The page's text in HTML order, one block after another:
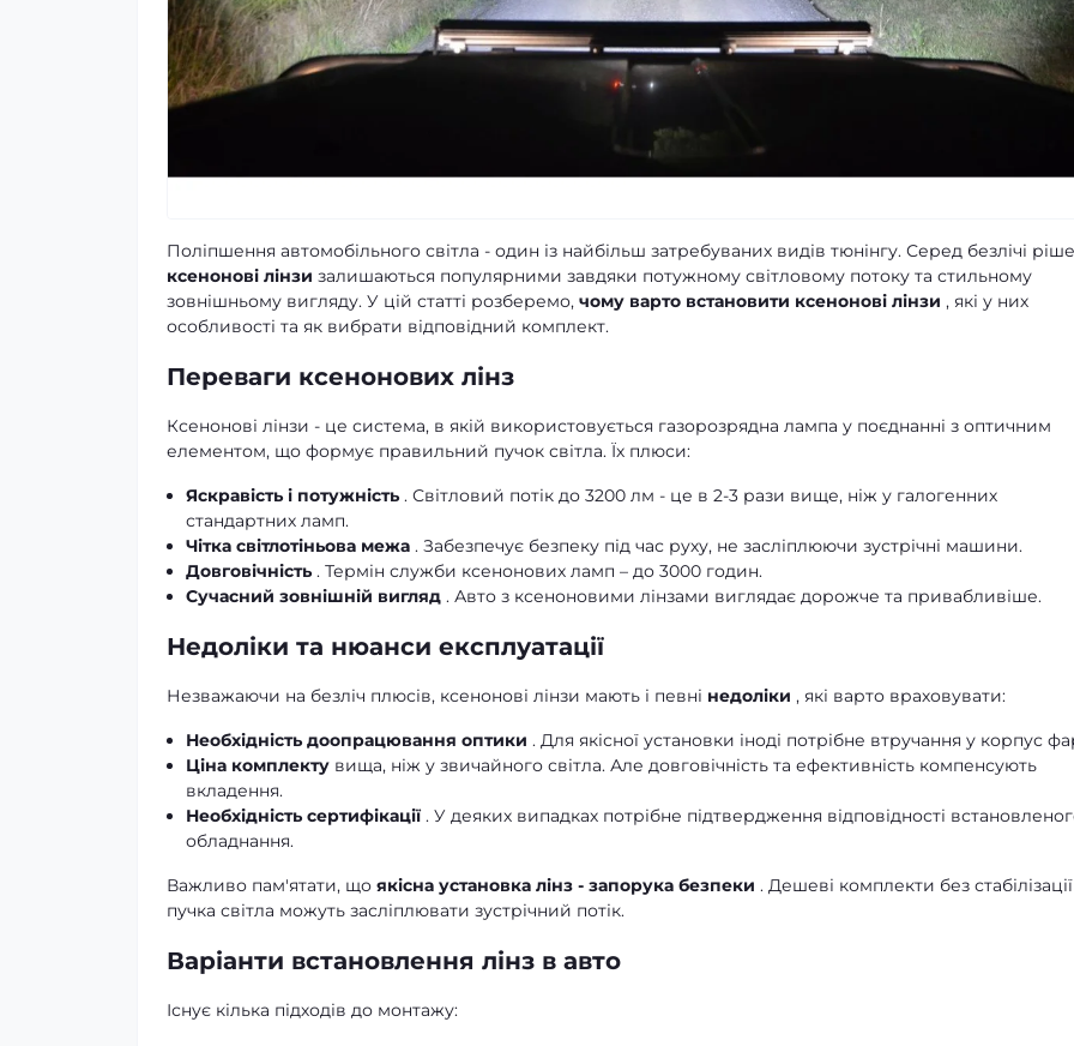
Поліпшення автомобільного світла - один із найбільш затребуваних видів тюнінгу. Серед безлічі
ксенонові лінзи залишаються популярними завдяки потужному світловому потоку та стильному
зовнішньому вигляду. У цій статті розберемо, чому варто встановити ксенонові лінзи , які у них
особливості та як вибрати відповідний комплект.
Переваги ксенонових лінз
Ксенонові лінзи - це система, в якій використовується газорозрядна лампа у поєднанні з оптичним
елементом, що формує правильний пучок світла. Їх плюси:
Яскравість і потужність. Світловий потік до 3200 лм - це в 2-3 рази вище, ніж у галогенних
стандартних ламп.
Чітка світлотіньова межа . Забезпечує безпеку під час руху, не засліплюючи зустрічні машини.
Довговічність. Термін служби ксенонових ламп – до 3000 годин.
Сучасний зовнішній вигляд . Авто з ксеноновими лінзами виглядає дорожче та привабливіше.
Недоліки та нюанси експлуатації
Незважаючи на безліч плюсів, ксенонові лінзи мають і певні недоліки , які варто враховувати:
Необхідність доопрацювання оптики . Для якісної установки іноді потрібне втручання у корпус
Ціна комплекту вища, ніж у звичайного світла. Але довговічність та ефективність компенсують
вкладення.
Необхідність сертифікації. У деяких випадках потрібне підтвердження відповідності
обладнання.
Важливо пам'ятати, що якісна установка лінз - запорука безпеки . Дешеві комплекти без стабілізації
пучка світла можуть засліплювати зустрічний потік.
Варіанти встановлення лінз в авто
Існує кілька підходів до монтажу: